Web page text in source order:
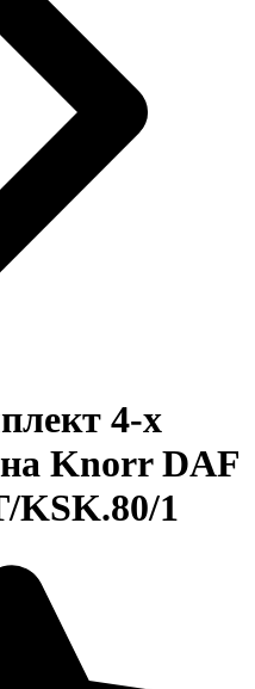
4-х
Knorr DAF
KSK.80/1